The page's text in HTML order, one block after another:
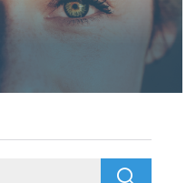
Search